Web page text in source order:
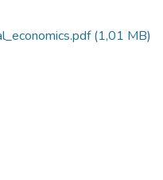
(1,01 MB)